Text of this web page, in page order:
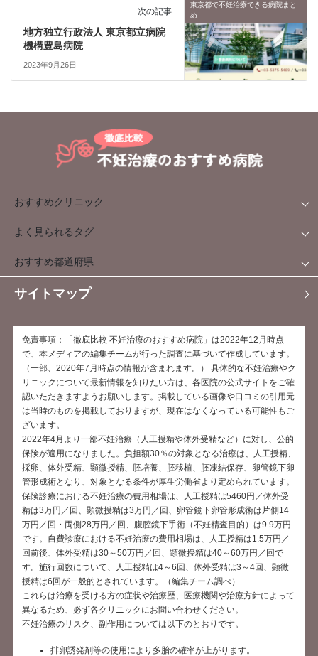
東京都で不妊治療できる病院まと
め
次の記事
地方独立行政法人 東京都立病院
機構豊島病院
2023年9月26日
おすすめクリニック
よく見られるタグ
おすすめ都道府県
サイトマップ
免責事項：「徹底比較 不妊治療のおすすめ病院」は2022年12月時点
で、本メディアの編集チームが行った調査に基づいて作成しています。
（一部、2020年7月時点の情報が含まれます。） 具体的な不妊治療やク
リニックについて最新情報を知りたい方は、各医院の公式サイトをご確
認いただきますようお願いします。掲載している画像や口コミの引用元
は当時のものを掲載しておりますが、現在はなくなっている可能性もご
ざいます。
2022年4月より一部不妊治療（人工授精や体外受精など）に対し、公的
保険が適用になりました。負担額30％の対象となる治療は、人工授精、
採卵、体外受精、顕微授精、胚培養、胚移植、胚凍結保存、卵管鏡下卵
管形成術となり、対象となる条件が厚生労働省より定められています。
保険診療における不妊治療の費用相場は、人工授精は5460円／体外受
精は3万円／回、顕微授精は3万円／回、卵管鏡下卵管形成術は片側14
万円／回・両側28万円／回、腹腔鏡下手術（不妊精査目的）は9.9万円
です。自費診療における不妊治療の費用相場は、人工授精は1.5万円／
回前後、体外受精は30～50万円／回、顕微授精は40～60万円／回で
す。施行回数について、人工授精は4～6回、体外受精は3～4回、顕微
授精は6回が一般的とされています。（編集チーム調べ）
これらは治療を受ける方の症状や治療歴、医療機関や治療方針によって
異なるため、必ず各クリニックにお問い合わせください。
不妊治療のリスク、副作用については以下のとおりです。
排卵誘発剤等の使用により多胎の確率が上がります。